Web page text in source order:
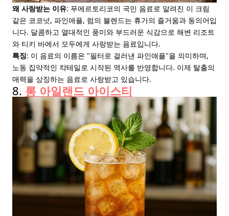
왜 사랑받는 이유: 푸에르토리코의 국민 음료로 알려진 이 크림
같은 코코넛, 파인애플, 럼의 블렌드는 휴가의 즐거움과 동의어입
니다. 달콤하고 열대적인 풍미와 부드러운 식감으로 해변 리조트
와 티키 바에서 모두에게 사랑받는 음료입니다.
특징: 이 음료의 이름은 "필터로 걸러낸 파인애플"을 의미하며,
노동 집약적인 칵테일로 시작된 역사를 반영합니다. 이제 탈출의
매력을 상징하는 음료로 사랑받고 있습니다.
8. 롱 아일랜드 아이스티